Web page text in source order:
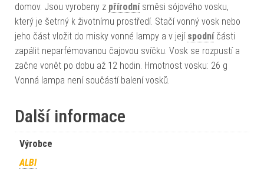
domov. Jsou vyrobeny z přírodnísměsi sójového vosku,
který je šetrný k životnímu prostředí. Stačí vonný vosk nebo
jeho část vložit do misky vonné lampy a v její spodníčásti
zapálit neparfémovanou čajovou svíčku. Vosk se rozpustí a
začne vonět po dobu až 12 hodin. Hmotnost vosku: 26 g
Vonná lampa není součástí balení vosků.
Další informace
Výrobce
ALBI